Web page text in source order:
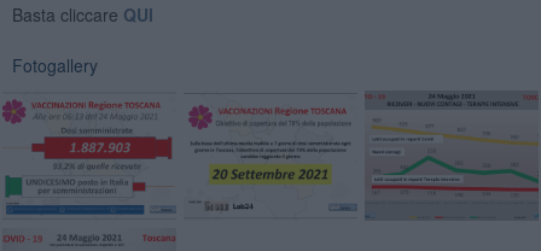
Basta cliccare QUI
Fotogallery